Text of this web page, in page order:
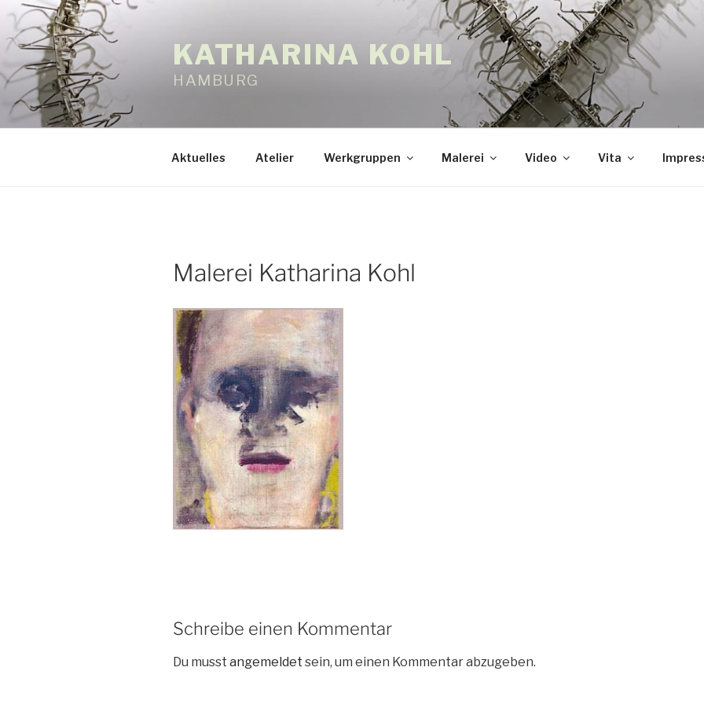
Zum
Inhalt
springen
KATHARINA KOHL
HAMBURG
Aktuelles Atelier Werkgruppen Malerei Video Vita
Malerei Katharina Kohl
Schreibe einen Kommentar
Du musst angemeldet sein, um einen Kommentar abzugeben.